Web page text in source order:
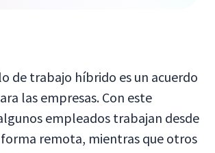
de trabajo híbrido es un acuerdo
las empresas. Con este
empleados trabajan desde
forma remota, mientras que otros